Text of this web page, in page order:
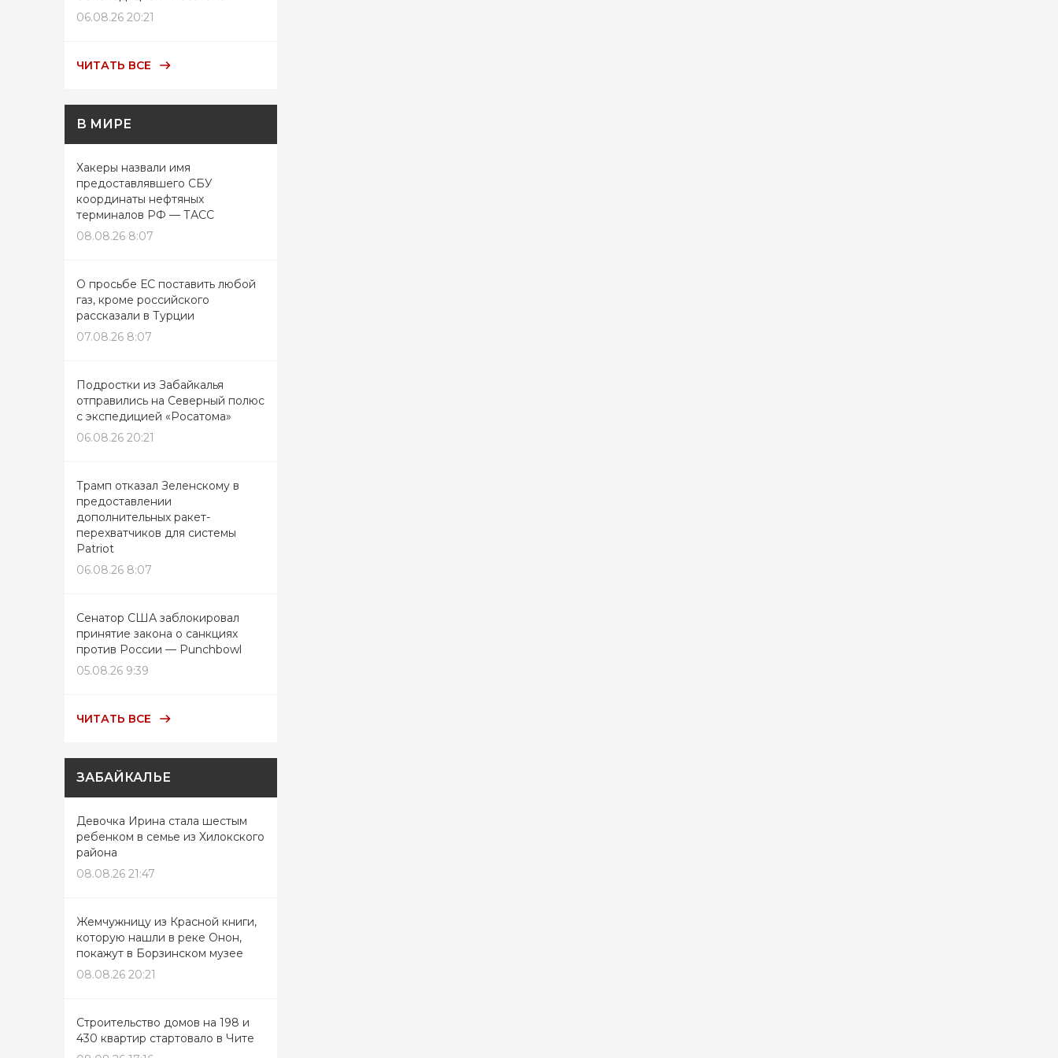
06.08.26 20:21
ЧИТАТЬ ВСЕ
В МИРЕ
Хакеры назвали имя
предоставлявшего СБУ
координаты нефтяных
терминалов РФ — ТАСС
08.08.26 8:07
О просьбе ЕС поставить любой
газ, кроме российского
рассказали в Турции
07.08.26 8:07
Подростки из Забайкалья
отправились на Северный полюс
с экспедицией «Росатома»
06.08.26 20:21
Трамп отказал Зеленскому в
предоставлении
дополнительных ракет-
перехватчиков для системы
Patriot
06.08.26 8:07
Сенатор США заблокировал
принятие закона о санкциях
против России — Punchbowl
05.08.26 9:39
ЧИТАТЬ ВСЕ
ЗАБАЙКАЛЬЕ
Девочка Ирина стала шестым
ребенком в семье из Хилокского
района
08.08.26 21:47
Жемчужницу из Красной книги,
которую нашли в реке Онон,
покажут в Борзинском музее
08.08.26 20:21
Строительство домов на 198 и
430 квартир стартовало в Чите